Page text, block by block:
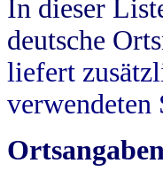
In dieser
deutsche
liefert
verwendeten